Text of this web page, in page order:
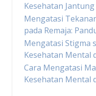
Kesehatan Jantung
Mengatasi
pada Remaja:
Mengatasi Stigma
Kesehatan Mental
Cara Mengatasi
Kesehatan Mental